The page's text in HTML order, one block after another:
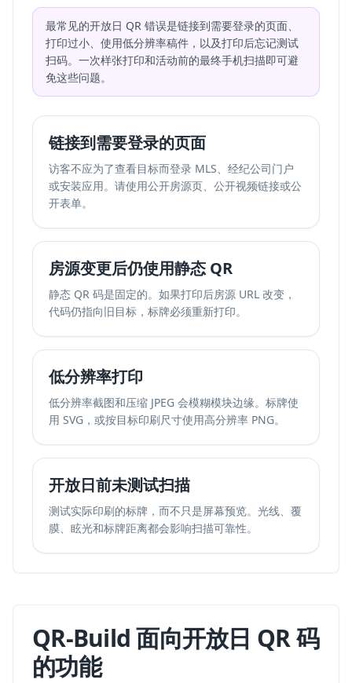
最常见的开放日 QR 错误是链接到需要登录的页面、
打印过小、使用低分辨率稿件，以及打印后忘记测试
扫码。一次样张打印和活动前的最终手机扫描即可避
免这些问题。
链接到需要登录的页面
访客不应为了查看目标而登录 MLS、经纪公司门户
或安装应用。请使用公开房源页、公开视频链接或公
开表单。
房源变更后仍使用静态 QR
静态 QR 码是固定的。如果打印后房源 URL 改变，
代码仍指向旧目标，标牌必须重新打印。
低分辨率打印
低分辨率截图和压缩 JPEG 会模糊模块边缘。标牌使
用 SVG，或按目标印刷尺寸使用高分辨率 PNG。
开放日前未测试扫描
测试实际印刷的标牌，而不只是屏幕预览。光线、覆
膜、眩光和标牌距离都会影响扫描可靠性。
QR-Build 面向开放日 QR 码
的功能